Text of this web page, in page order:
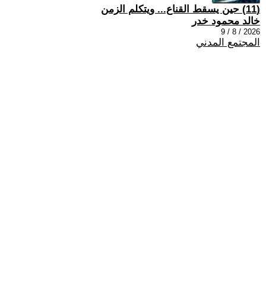
(11) حين يسقط القناع... ويتكلم الزمن
خالد محمود خدر
2026 / 8 / 9
المجتمع المدني